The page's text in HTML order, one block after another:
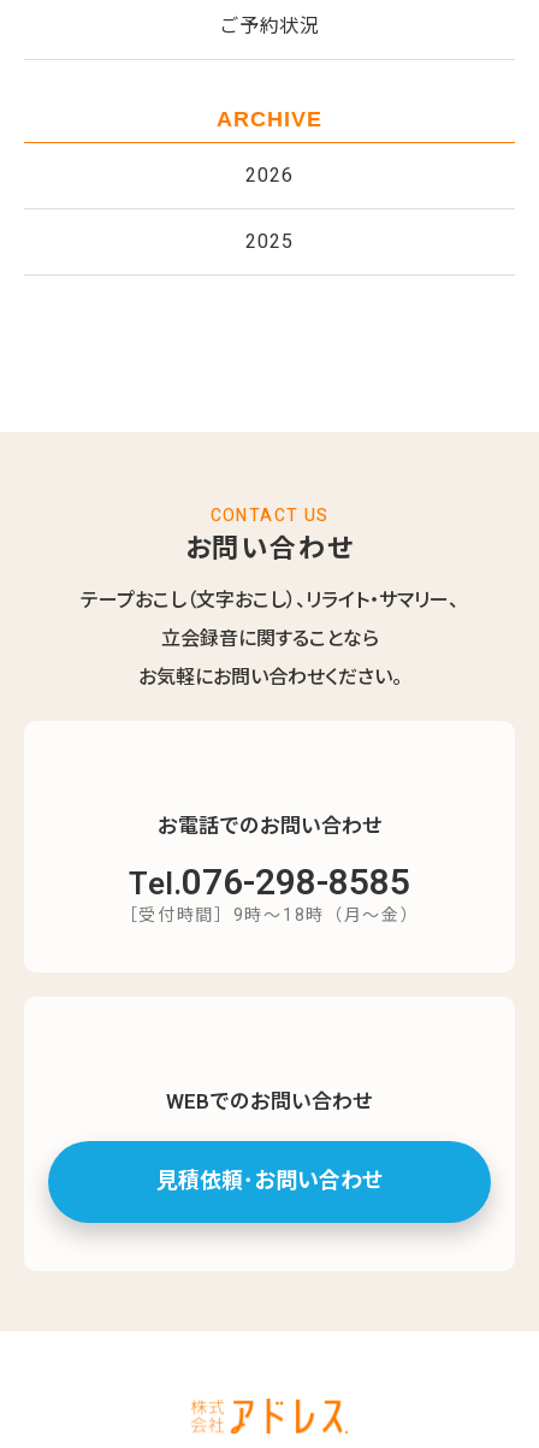
ご予約状況
ARCHIVE
2026
2025
CONTACT US
お問い合わせ
テープおこし（文字おこし）、リライト・サマリー、
立会録音に関することなら
お気軽にお問い合わせください。
お電話でのお問い合わせ
Tel.076-298-8585
［受付時間］9時～18時（月～金）
WEBでのお問い合わせ
見積依頼･お問い合わせ